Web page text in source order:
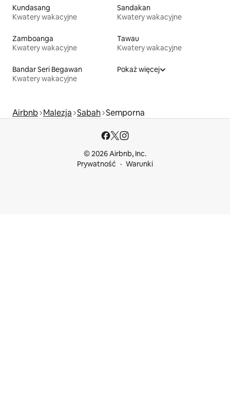
Kundasang
Kwatery wakacyjne
Sandakan
Kwatery wakacyjne
Zamboanga
Kwatery wakacyjne
Tawau
Kwatery wakacyjne
Bandar Seri Begawan
Kwatery wakacyjne
Pokaż więcej
Airbnb Malezja Sabah Semporna
© 2026 Airbnb, Inc.
Prywatność
Warunki